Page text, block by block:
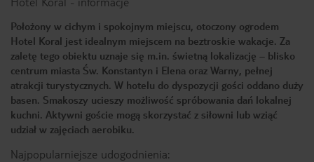
Położony w cichym i spokojnym miejscu, otoczony ogrodem
Hotel Koral jest idealnym miejscem na beztroskie wakacje. Za
zaletę tego obiektu uznaje się m.in. świetną lokalizację – blisko
centrum miasta Św. Konstantyn i Elena oraz Warny, pełnej
atrakcji turystycznych. W hotelu do dyspozycji gości oddano duży
basen. Smakoszy ucieszy możliwość spróbowania dań lokalnej
kuchni. Aktywni goście mogą skorzystać z siłowni lub wziąć
udział w zajęciach aerobiku.
Najpopularniejsze udogodnienia: